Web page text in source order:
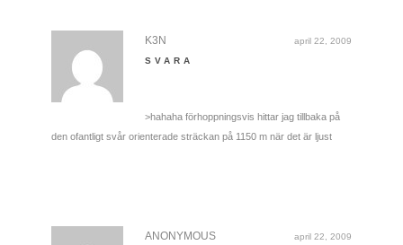
april 22, 2009
K3N
SVARA
>hahaha förhoppningsvis hittar jag tillbaka på
den ofantligt svår orienterade sträckan på 1150 m när det är ljust
april 22, 2009
ANONYMOUS